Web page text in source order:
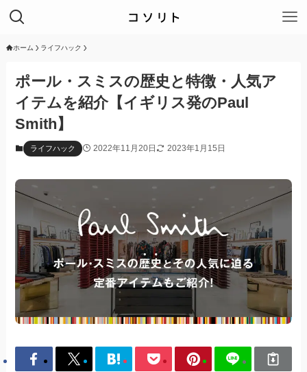
ホーム ライフハック
ポール・スミスの歴史と特徴・人気ア
イテムを紹介【イギリス発のPaul
Smith】
ライフハック 2022年11月20日 2023年1月15日